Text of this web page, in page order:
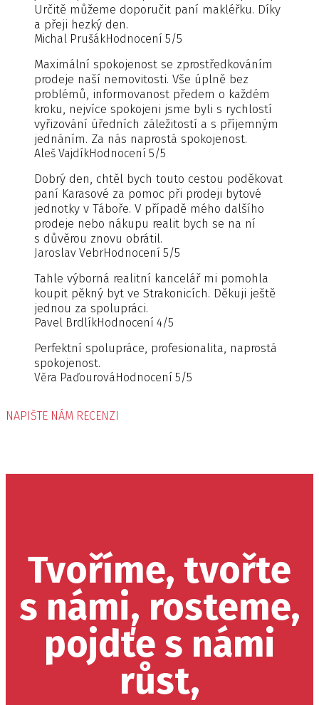
Určitě můžeme doporučit paní makléřku. Díky
a přeji hezký den.
Michal PrušákHodnocení 5/5
Maximální spokojenost se zprostředkováním
prodeje naší nemovitosti. Vše úplně bez
problémů, informovanost předem o každém
kroku, nejvíce spokojeni jsme byli s rychlostí
vyřizování úředních záležitostí a s příjemným
jednáním. Za nás naprostá spokojenost.
Aleš VajdíkHodnocení 5/5
Dobrý den, chtěl bych touto cestou poděkovat
paní Karasové za pomoc při prodeji bytové
jednotky v Táboře. V případě mého dalšího
prodeje nebo nákupu realit bych se na ní
s důvěrou znovu obrátil.
Jaroslav VebrHodnocení 5/5
Tahle výborná realitní kancelář mi pomohla
koupit pěkný byt ve Strakonicích. Děkuji ještě
jednou za spolupráci.
Pavel BrdlíkHodnocení 4/5
Perfektní spolupráce, profesionalita, naprostá
spokojenost.
Věra Paďourová Hodnocení 5/5
NAPIŠTE NÁM RECENZI
Tvoříme, tvořte
s námi, rosteme,
pojdťe s námi
růst,